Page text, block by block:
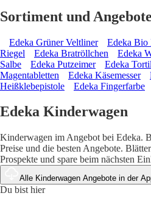
Sortiment und
Edeka Grüner Veltliner Edeka Bio
Riegel
Edeka Bratröllchen Edeka
Salbe
Edeka Putzeimer Edeka
Magentabletten
Edeka Käsemesser
Heißklebepistole
Edeka Fingerfarbe
Edeka Kinderwagen
Kinderwagen im Angebot bei Edeka.
Preise und die besten Angebote.
Prospekte und spare beim nächsten
Alle Kinderwagen Angebote in der
Du bist hier